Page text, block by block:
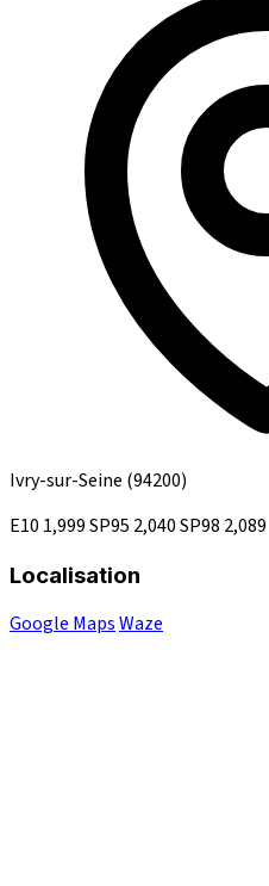
Ivry-sur-Seine (94200)
E10 1,999SP95 2,040SP98 2,089
Localisation
Google MapsWaze